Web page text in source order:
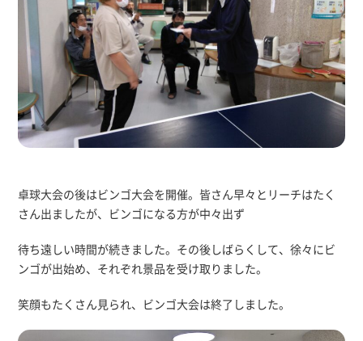
卓球大会の後はビンゴ大会を開催。皆さん早々とリーチはたく
さん出ましたが、ビンゴになる方が中々出ず
待ち遠しい時間が続きました。その後しばらくして、徐々にビ
ンゴが出始め、それぞれ景品を受け取りました。
笑顔もたくさん見られ、ビンゴ大会は終了しました。